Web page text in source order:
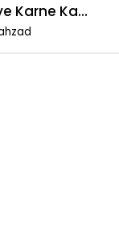
Karne Ka